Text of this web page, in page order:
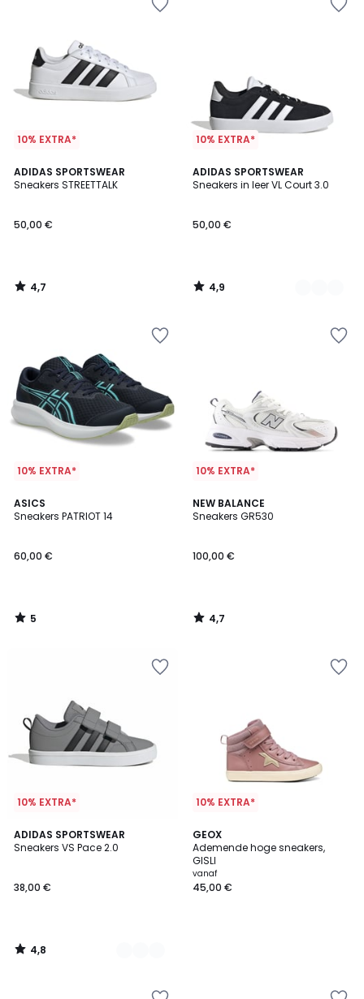
10% EXTRA*
ADIDAS SPORTSWEAR
Sneakers STREETTALK
50,00 €
4,7
/ 5
4,7
/
10% EXTRA*
ADIDAS SPORTSWEAR
Sneakers in leer VL Court 3.0
50,00 €
4,9
/ 5
2
Kleuren
4,9
/
10% EXTRA*
ASICS
Sneakers PATRIOT 14
60,00 €
5
/
5
/
10% EXTRA*
NEW BALANCE
Sneakers GR530
100,00 €
4,7
/ 5
4,7
/
10% EXTRA*
ADIDAS SPORTSWEAR
Sneakers VS Pace 2.0
38,00 €
4,8
/ 5
2
Kleuren
4,8
/
10% EXTRA*
GEOX
Ademende hoge sneakers,
GISLI
vanaf
45,00 €